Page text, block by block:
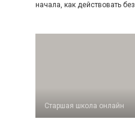
начала, как действовать без
Старшая школа онлайн